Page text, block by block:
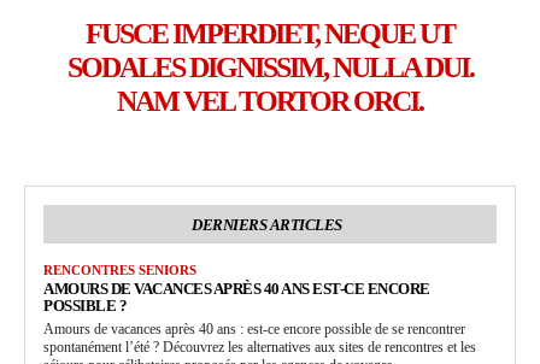
FUSCE IMPERDIET, NEQUE UT
SODALES DIGNISSIM, NULLA DUI.
NAM VEL TORTOR ORCI.
DERNIERS ARTICLES
RENCONTRES SENIORS
AMOURS DE VACANCES APRÈS 40 ANS EST-CE ENCORE
POSSIBLE ?
Amours de vacances après 40 ans : est-ce encore possible de se rencontrer
spontanément l’été ? Découvrez les alternatives aux sites de rencontres et les